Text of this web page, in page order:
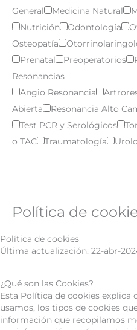
General
Medicina Natural
Nutrición
Odontología
Osteopatía
Prenatal
Preoperatorios
Resonancias
Angio Resonancia
Abierta
Resonancia Alto
Test PCR y Serológicos
o TAC
Traumatología
Política de
Política de cookies
Última actualización: 22-abr-
¿Qué son las Cookies?
Esta Política de cookies explica
usamos, los tipos de cookies
información que recopilamos